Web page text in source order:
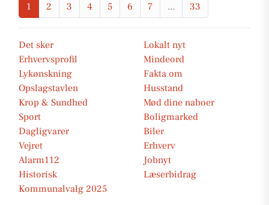
1 2 3 4 5 6 7 ... 33
Det sker
Lokalt nyt
Erhvervsprofil
Mindeord
Lykønskning
Fakta om
Opslagstavlen
Husstand
Krop & Sundhed
Mød dine naboer
Sport
Boligmarked
Dagligvarer
Biler
Vejret
Erhverv
Alarm112
Jobnyt
Historisk
Læserbidrag
Kommunalvalg 2025